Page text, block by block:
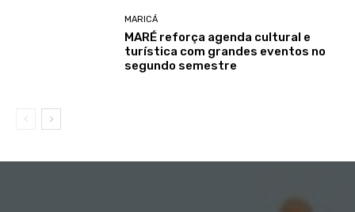
MARICÁ
MARÉ reforça agenda cultural e
turística com grandes eventos no
segundo semestre